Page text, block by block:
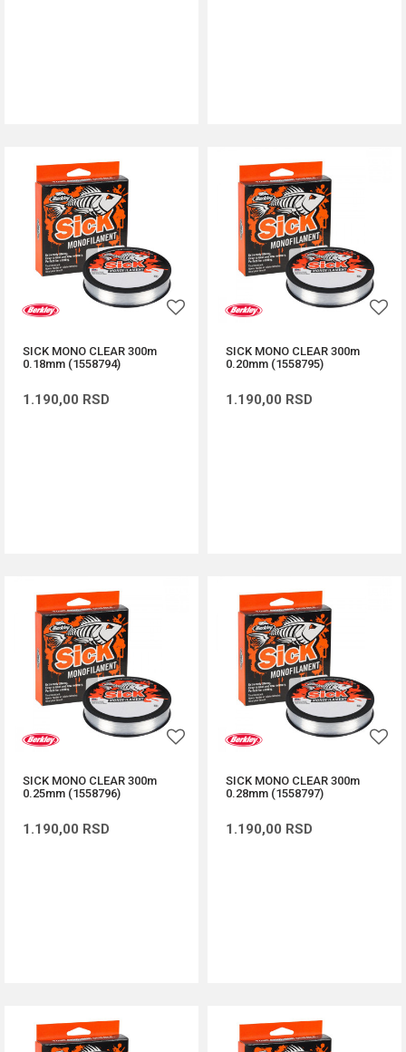
SICK MONO CLEAR 300m
0.18mm (1558794)
1.190,00 RSD
SICK MONO CLEAR 300m
0.20mm (1558795)
1.190,00 RSD
SICK MONO CLEAR 300m
0.25mm (1558796)
1.190,00 RSD
SICK MONO CLEAR 300m
0.28mm (1558797)
1.190,00 RSD